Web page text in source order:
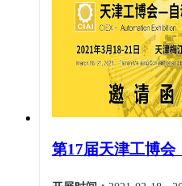
第17届天津工博